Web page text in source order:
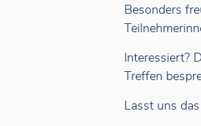
Besonders
Interessiert?
Treffen
Lasst uns